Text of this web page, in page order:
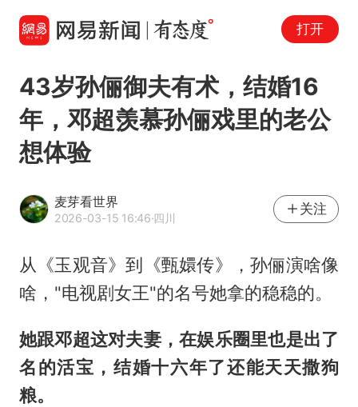
打开
43岁孙俪御夫有术，结婚16
年，邓超羡慕孙俪戏里的老公
想体验
麦芽看世界
2026-03-15 16:46·四川
关注
从《玉观音》到《甄嬛传》，孙俪演啥像
啥，"电视剧女王"的名号她拿的稳稳的。
她跟邓超这对夫妻，在娱乐圈里也是出了
名的活宝，结婚十六年了还能天天撒狗
粮。